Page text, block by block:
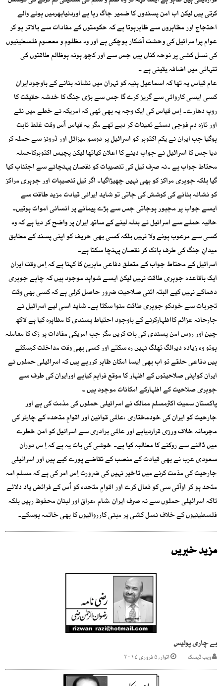
کرتی ہیں لیکن اب امن پسندوں کا ضمیر جاگ رہا ہے اوردنیابھرمیں ہونے والے
احتجاج اور مظاہروں سے ظاہرہوتا ہے کہ حکومتوں کے مفادات سے بالاتر ہو کر
عوام پرا سرائیل کی وحشت آشکار ہوچکی ہے اور وہ مظلوم و معصوم فلسطینیوں
کی نسل کشی پر نوحہ کناں ہیں جس سے اور کچھ ہونہ ہوظالم طاقتوں کی
تنہائی میں اضافہ یقینی ہے ۔
عام قیاس یہ تھا کہ اسماعیل ہنیہ کو تہران میں نشانہ بنانے کے باوجودایران
کسی ایسی کاروائی سے گریز کرے گا جس سے بڑی جنگ کا خدشہ حقیقت کا
روپ دھارے۔ اِس قیاس کی ایک وجہ یہ بھی تھی کہ امریکہ نے خطے میں نئے
اور تازہ دم فوجی دستے تعینات کر دیے تھے مگر یہ قیاس اُس وقت غلط ثابت
ہوگیا جب ایران نے یکم اکتوبر کو اسرائیل پر دوسو میزائل اور ڈرونز سے حملہ کر
دیا جس کا اسرائیل نے جواب دینے کا اعلان کیاتھا لیکن پچیس اکتوبرکاحملہ
محتاط جواب ہے ۔نہ صرف تیل کی تنصیبات کو نقصان پہنچانے سے اجتناب کیا
گیا بلکہ جوہری مراکز کو بھی نہیں چھیڑاگیا۔ اگر تیل تنصیبات اور جوہری مراکز
کو نشانہ بنانے کی کوشش کی جاتی تو شاید ایرانی قیادت مزید طاقت سے
ایسے جواب پر مجبور ہوجاتی جس سے بڑے پیمانے پر انسانی اموات ہوتیں۔
حالیہ حملے سے اسرائیل نے بدلہ لینے کے ساتھ ایران پر واضح کر دیا ہے کہ وہ
کسی سے مرعوب ہونے ولا نہیں بلکہ کسی بھی حریف کو اپنی پسند کے مطابق
میدانِ جنگ کی طرف ہانک کر نقصان پہنچا سکتا ہے۔
اسرائیل کے محتاط جواب کے متعلق دفاعی ماہرین کا کہنا ہے کہ اِس وقت ایران
ایک باقاعدہ جوہری طاقت نہیں لیکن ایسے شواہد موجود ہیں کہ چاہے جوہری
دھماکے نہیں کیے البتہ اتنی صلاحیت ضرور حاصل کرلی ہے کہ کسی بھی وقت
تجربات سے خودکو جوہری طاقت منوا سکتا ہے۔ شاید اسی لیے اسرائیل نے
جارحانہ عزائم کااظہارکرنے کے باوجود احتیاط پسندی کا مظاہرہ کیا ہے لاکھ
چین اور روس امن پسندی کی بات کریں مگر جب امریکی مفادات پر زک کا معاملہ
ہوتو وہ زیادہ دیرالگ تھلگ نہیں رہ سکتے اور کسی بھی وقت مداخلت کرسکتے
ہیں دفاعی حلقے تو اب بھی ایسا امکان ظاہر کررہے ہیں کہ اسرائیلی حملوں نے
ایران کواپنی صلاحیتوں کے اظہار کا موقع فراہم کیاہے اورایران کی طرف سے
جوہری صلاحیت کے اظہارکے امکانات موجود ہیں ۔
پاکستان سمیت اکثرمسلم ممالک نے اسرائیلی حملوں کی مذمت کی ہے اور
جارحیت کو ایران کی خودمختاری ،عالمی قوانین اور اقوامِ متحدہ کے چارٹر کی
مجرمانہ خلاف ورزی قراردیاہے اور عالمی برادری سے اسرائیل کو امن خطرے
میں ڈالنے سے روکنے کا مطالبہ کیا ہے۔ خوشی کی بات یہ ہے کہ اِ س دوران
سعودی عرب نے بھی قیادت کے منصب کے تقاضے پورے کیے ہیں اور اسرائیلی
جارحیت کی مذمت کرنے میں تاخیر نہیں کی ضرورت اِس امر کی ہے کہ مسلم امہ
متحد ہو کر اوآئی سی کو فعال کرے اور اقوامِ متحدہ کو اُس کے فرائض یاد دلائے
تاکہ اسرائیلی حملوں سے نہ صرف ایران ،شام ،عراق اور لبنان محفوظ رہیں بلکہ
فلسطینیوں کے خلاف نسل کشی پر مبنی کارروائیوں کا بھی خاتمہ ہوسکے۔
مزید خبریں
بے چاری پولیس
ویب ڈیسک اتوار, ۵ فروری ۲۰۱۷